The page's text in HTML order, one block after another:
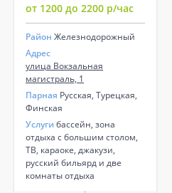
от 1200 до 2200 р/час
Район Железнодорожный
Адрес
улица Вокзальная
магистраль, 1
Парная Русская, Турецкая,
Финская
Услуги бассейн, зона
отдыха с большим столом,
ТВ, караоке, джакузи,
русский бильярд и две
комнаты отдыха